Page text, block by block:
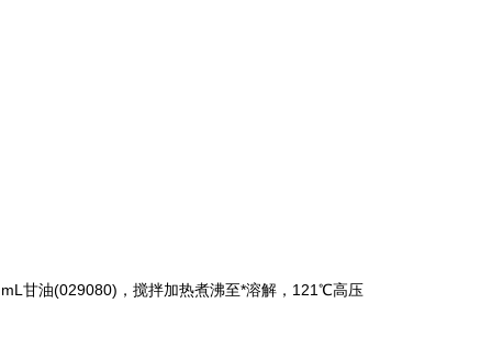
甘油(029080)，搅拌加热煮沸至*溶解，121℃高压